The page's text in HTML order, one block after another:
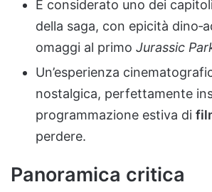
È considerato uno dei
della saga, con epicità
omaggi al primo Jurassic
Un’esperienza
nostalgica, perfettamente
programmazione estiva di
perdere.
Panoramica critica